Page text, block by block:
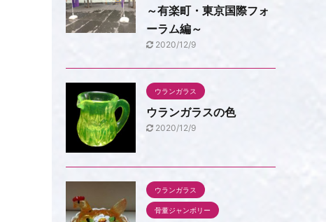
～有楽町・東京国際フォ
ーラム編～
2020/12/9
ウランガラス
ウランガラスの色
2020/12/9
ウランガラス
骨董ジャンボリー